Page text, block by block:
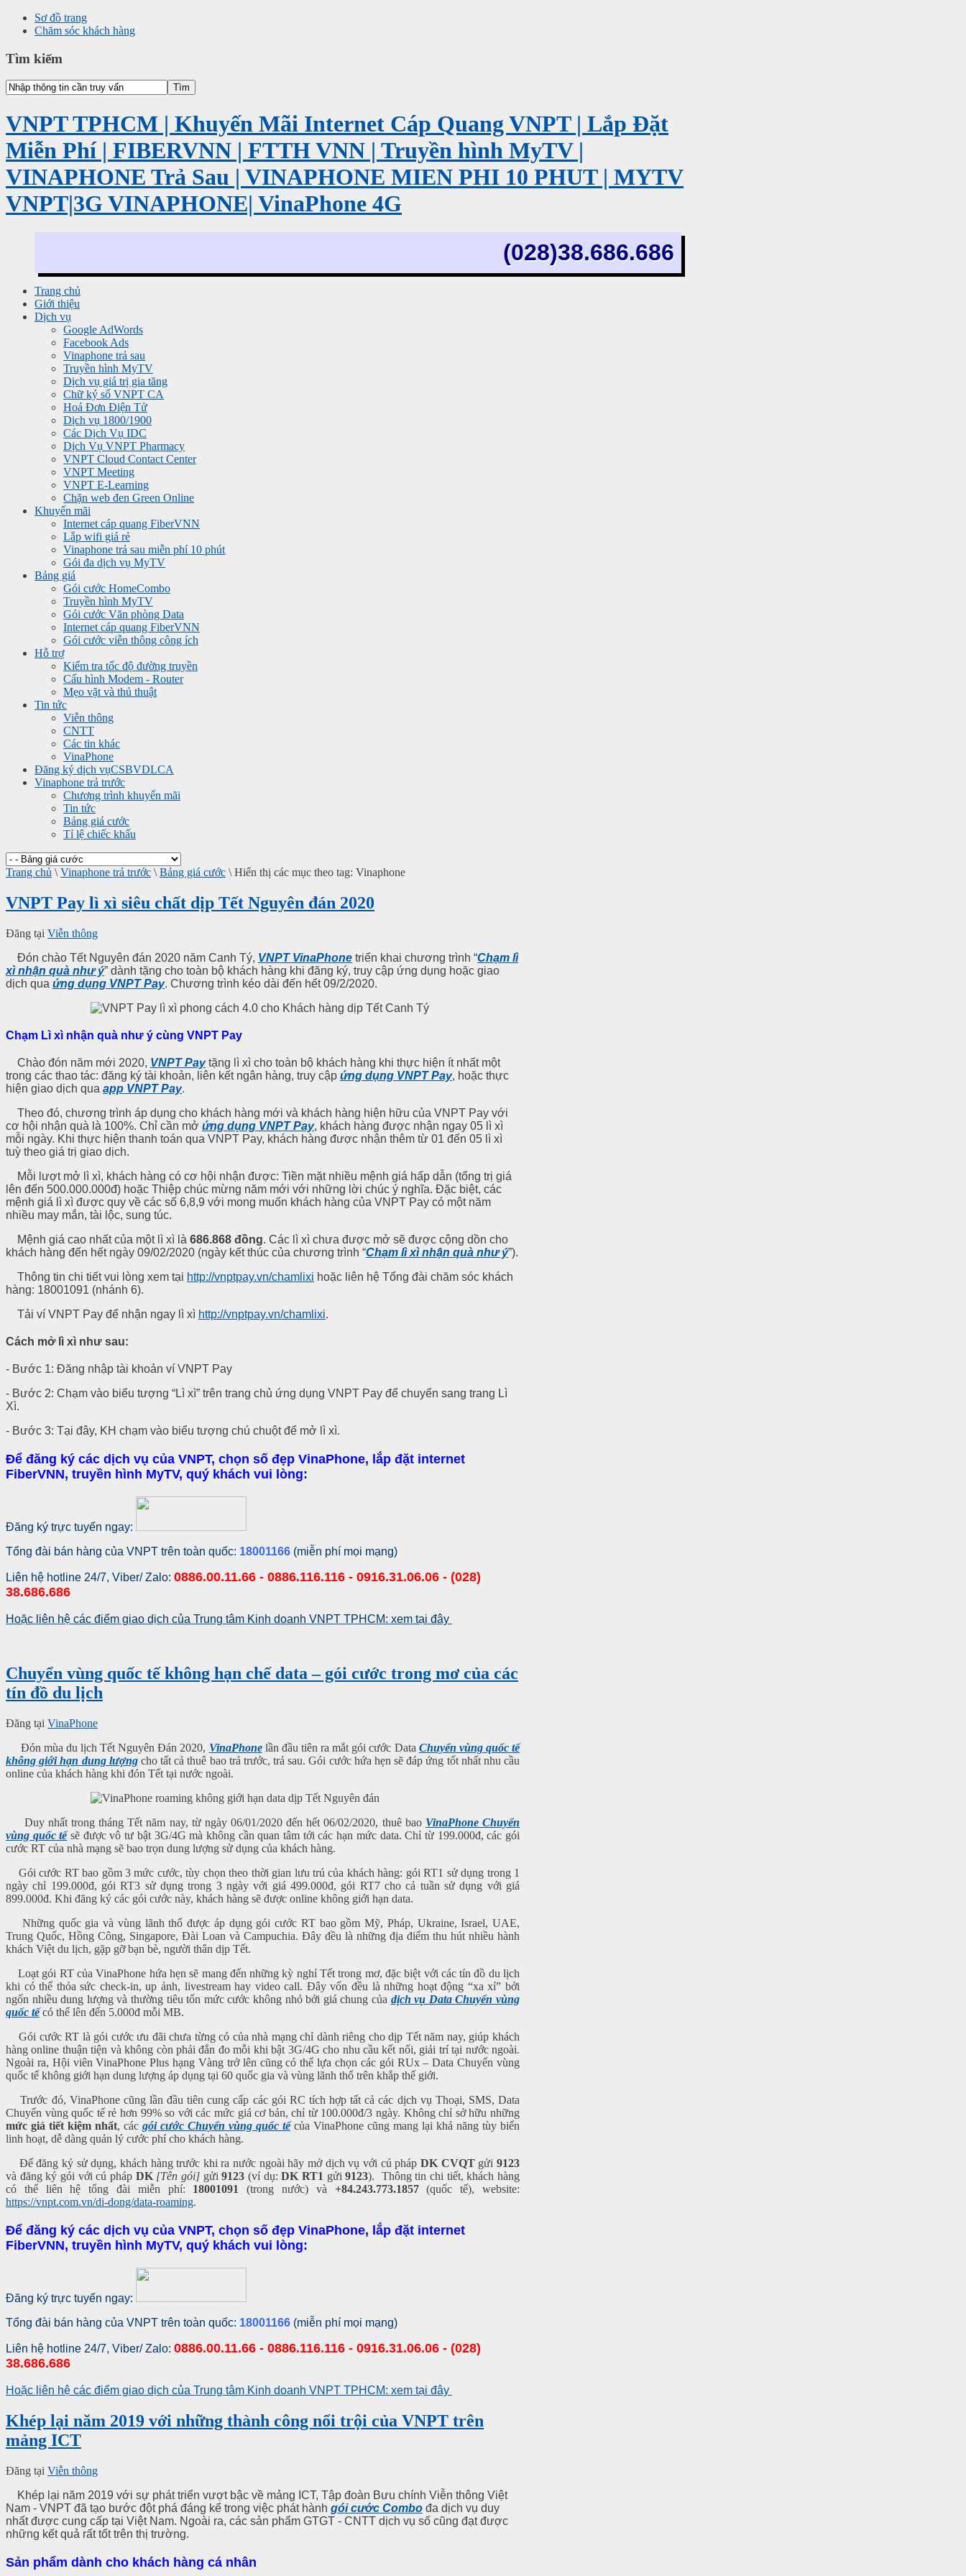
Sơ đồ trang
Chăm sóc khách hàng
Tìm kiếm
VNPT TPHCM | Khuyến Mãi Internet Cáp Quang VNPT | Lắp Đặt
Miễn Phí | FIBERVNN | FTTH VNN | Truyền hình MyTV |
VINAPHONE Trả Sau | VINAPHONE MIEN PHI 10 PHUT | MYTV
VNPT|3G VINAPHONE| VinaPhone 4G
(028)38.686.686
Trang chủ
Giới thiệu
Dịch vụ
Google AdWords
Facebook Ads
Vinaphone trả sau
Truyền hình MyTV
Dịch vụ giá trị gia tăng
Chữ ký số VNPT CA
Hoá Đơn Điện Tử
Dịch vụ 1800/1900
Các Dịch Vụ IDC
Dịch Vụ VNPT Pharmacy
VNPT Cloud Contact Center
VNPT Meeting
VNPT E-Learning
Chặn web đen Green Online
Khuyến mãi
Internet cáp quang FiberVNN
Lắp wifi giá rẻ
Vinaphone trả sau miễn phí 10 phút
Gói đa dịch vụ MyTV
Bảng giá
Gói cước HomeCombo
Truyền hình MyTV
Gói cước Văn phòng Data
Internet cáp quang FiberVNN
Gói cước viễn thông công ích
Hỗ trợ
Kiểm tra tốc độ đường truyền
Cấu hình Modem - Router
Mẹo vặt và thủ thuật
Tin tức
Viễn thông
CNTT
Các tin khác
VinaPhone
Đăng ký dịch vụCSBVDLCA
Vinaphone trả trước
Chương trình khuyến mãi
Tin tức
Bảng giá cước
Tỉ lệ chiếc khấu
Trang chủ \ Vinaphone trả trước \ Bảng giá cước \ Hiển thị các mục theo tag: Vinaphone
VNPT Pay lì xì siêu chất dịp Tết Nguyên đán 2020
Đăng tại Viễn thông
Đón chào Tết Nguyên đán 2020 năm Canh Tý, VNPT VinaPhone triển khai chương trình “Chạm lì
xì nhận quà như ý” dành tặng cho toàn bộ khách hàng khi đăng ký, truy cập ứng dụng hoặc giao
dịch qua ứng dụng VNPT Pay. Chương trình kéo dài đến hết 09/2/2020.
Chạm Lì xì nhận quà như ý cùng VNPT Pay
Chào đón năm mới 2020, VNPT Paytặng lì xì cho toàn bộ khách hàng khi thực hiện ít nhất một
trong các thao tác: đăng ký tài khoản, liên kết ngân hàng, truy cập ứng dụng VNPT Pay, hoặc thực
hiện giao dịch qua app VNPT Pay.
Theo đó, chương trình áp dụng cho khách hàng mới và khách hàng hiện hữu của VNPT Pay với
cơ hội nhận quà là 100%. Chỉ cần mở ứng dụng VNPT Pay, khách hàng được nhận ngay 05 lì xì
mỗi ngày. Khi thực hiện thanh toán qua VNPT Pay, khách hàng được nhận thêm từ 01 đến 05 lì xì
tuỳ theo giá trị giao dịch.
Mỗi lượt mở lì xì, khách hàng có cơ hội nhận được: Tiền mặt nhiều mệnh giá hấp dẫn (tổng trị giá
lên đến 500.000.000đ) hoặc Thiệp chúc mừng năm mới với những lời chúc ý nghĩa. Đặc biệt, các
mệnh giá lì xì được quy về các số 6,8,9 với mong muốn khách hàng của VNPT Pay có một năm
nhiều may mắn, tài lộc, sung túc.
Mệnh giá cao nhất của một lì xì là 686.868 đồng. Các lì xì chưa được mở sẽ được cộng dồn cho
khách hàng đến hết ngày 09/02/2020 (ngày kết thúc của chương trình “Chạm lì xì nhận quà như ý”).
Thông tin chi tiết vui lòng xem tại http://vnptpay.vn/chamlixi hoặc liên hệ Tổng đài chăm sóc khách
hàng: 18001091 (nhánh 6).
Tải ví VNPT Pay để nhận ngay lì xì http://vnptpay.vn/chamlixi.
Cách mở lì xì như sau:
- Bước 1: Đăng nhập tài khoản ví VNPT Pay
- Bước 2: Chạm vào biểu tượng “Lì xì” trên trang chủ ứng dụng VNPT Pay để chuyển sang trang Lì
Xì.
- Bước 3: Tại đây, KH chạm vào biểu tượng chú chuột để mở lì xì.
Để đăng ký các dịch vụ của VNPT, chọn số đẹp VinaPhone, lắp đặt internet
FiberVNN, truyền hình MyTV, quý khách vui lòng:
Đăng ký trực tuyến ngay:
Tổng đài bán hàng của VNPT trên toàn quốc: 18001166 (miễn phí mọi mạng)
Liên hệ hotline 24/7, Viber/ Zalo: 0886.00.11.66 - 0886.116.116 - 0916.31.06.06 - (028)
38.686.686
Hoặc liên hệ các điểm giao dịch của Trung tâm Kinh doanh VNPT TPHCM: xem tại đây
Chuyển vùng quốc tế không hạn chế data – gói cước trong mơ của các
tín đồ du lịch
Đăng tại VinaPhone
Đón mùa du lịch Tết Nguyên Đán 2020, VinaPhone lần đầu tiên ra mắt gói cước Data Chuyển vùng quốc tế
không giới hạn dung lượngcho tất cả thuê bao trả trước, trả sau. Gói cước hứa hẹn sẽ đáp ứng tốt nhất nhu cầu
online của khách hàng khi đón Tết tại nước ngoài.
Duy nhất trong tháng Tết năm nay, từ ngày 06/01/2020 đến hết 06/02/2020, thuê bao VinaPhone Chuyển
vùng quốc tếsẽ được vô tư bật 3G/4G mà không cần quan tâm tới các hạn mức data. Chỉ từ 199.000đ, các gói
cước RT của nhà mạng sẽ bao trọn dung lượng sử dụng của khách hàng.
Gói cước RT bao gồm 3 mức cước, tùy chọn theo thời gian lưu trú của khách hàng: gói RT1 sử dụng trong 1
ngày chỉ 199.000đ, gói RT3 sử dụng trong 3 ngày với giá 499.000đ, gói RT7 cho cả tuần sử dụng với giá
899.000đ. Khi đăng ký các gói cước này, khách hàng sẽ được online không giới hạn data.
Những quốc gia và vùng lãnh thổ được áp dụng gói cước RT bao gồm Mỹ, Pháp, Ukraine, Israel, UAE,
Trung Quốc, Hồng Công, Singapore, Đài Loan và Campuchia. Đây đều là những địa điểm thu hút nhiều hành
khách Việt du lịch, gặp gỡ bạn bè, người thân dịp Tết.
Loạt gói RT của VinaPhone hứa hẹn sẽ mang đến những kỳ nghỉ Tết trong mơ, đặc biệt với các tín đồ du lịch
khi có thể thỏa sức check-in, up ảnh, livestream hay video call. Đây vốn đều là những hoạt động “xa xỉ” bởi
ngốn nhiều dung lượng và thường tiêu tốn mức cước không nhỏ bởi giá chung của dịch vụ Data Chuyển vùng
quốc tếcó thể lên đến 5.000đ mỗi MB.
Gói cước RT là gói cước ưu đãi chưa từng có của nhà mạng chỉ dành riêng cho dịp Tết năm nay, giúp khách
hàng online thuận tiện và không còn phải đắn đo mỗi khi bật 3G/4G cho nhu cầu kết nối, giải trí tại nước ngoài.
Ngoài ra, Hội viên VinaPhone Plus hạng Vàng trở lên cũng có thể lựa chọn các gói RUx – Data Chuyển vùng
quốc tế không giới hạn dung lượng áp dụng tại 60 quốc gia và vùng lãnh thổ trên khắp thế giới.
Trước đó, VinaPhone cũng lần đầu tiên cung cấp các gói RC tích hợp tất cả các dịch vụ Thoại, SMS, Data
Chuyển vùng quốc tế rẻ hơn 99% so với các mức giá cơ bản, chỉ từ 100.000đ/3 ngày. Không chỉ sở hữu những
mức giá tiết kiệm nhất, các gói cước Chuyển vùng quốc tếcủa VinaPhone cũng mang lại khả năng tùy biến
linh hoạt, dễ dàng quản lý cước phí cho khách hàng.
Để đăng ký sử dụng, khách hàng trước khi ra nước ngoài hãy mở dịch vụ với cú phápDK CVQTgửi9123
và đăng ký gói với cú pháp DK [Tên gói] gửi9123 (ví dụ:DK RT1 gửi9123). Thông tin chi tiết, khách hàng
có thể liên hệ tổng đài miễn phí: 18001091 (trong nước) và +84.243.773.1857(quốc tế), website:
https://vnpt.com.vn/di-dong/data-roaming.
Để đăng ký các dịch vụ của VNPT, chọn số đẹp VinaPhone, lắp đặt internet
FiberVNN, truyền hình MyTV, quý khách vui lòng:
Đăng ký trực tuyến ngay:
Tổng đài bán hàng của VNPT trên toàn quốc: 18001166 (miễn phí mọi mạng)
Liên hệ hotline 24/7, Viber/ Zalo: 0886.00.11.66 - 0886.116.116 - 0916.31.06.06 - (028)
38.686.686
Hoặc liên hệ các điểm giao dịch của Trung tâm Kinh doanh VNPT TPHCM: xem tại đây
Khép lại năm 2019 với những thành công nổi trội của VNPT trên
mảng ICT
Đăng tại Viễn thông
Khép lại năm 2019 với sự phát triển vượt bậc về mảng ICT, Tập đoàn Bưu chính Viễn thông Việt
Nam - VNPT đã tạo bước đột phá đáng kể trong việc phát hành gói cước Combo đa dịch vụ duy
nhất được cung cấp tại Việt Nam. Ngoài ra, các sản phẩm GTGT - CNTT dịch vụ số cũng đạt được
những kết quả rất tốt trên thị trường.
Sản phẩm dành cho khách hàng cá nhân